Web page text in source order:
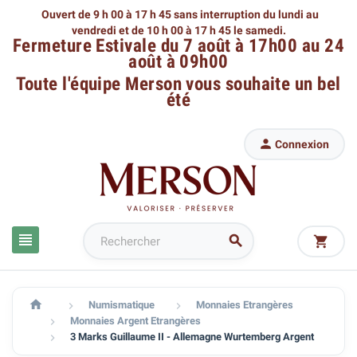
Ouvert de 9 h 00 à 17 h 45 sans interruption du lundi au
vendredi et de 10 h 00 à 17 h 45 le samedi.
Fermeture Estivale du 7 août à 17h00 au 24
août à 09h00
Toute l'équipe Mersonvous souhaite un bel
été
 
 Connexion

  Numismatique  Monnaies Etrangères
 Monnaies Argent Etrangères
 3 Marks Guillaume II - Allemagne Wurtemberg Argent